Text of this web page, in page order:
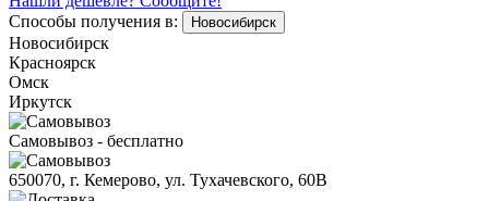
Способы получения в:
Новосибирск
Новосибирск
Красноярск
Омск
Иркутск
Самовывоз - бесплатно
650070, г. Кемерово, ул. Тухачевского, 60В